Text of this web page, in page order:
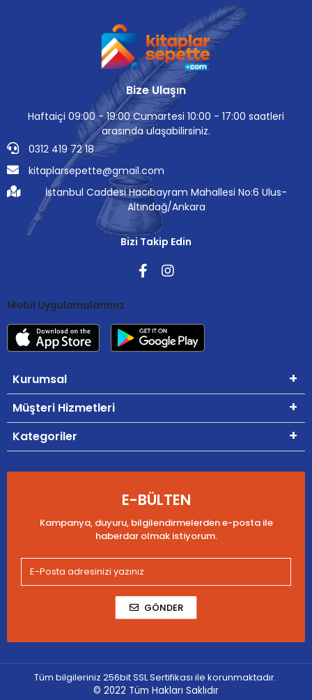
Bize Ulaşın
Haftaiçi 09:00 - 19:00 Cumartesi 10:00 - 17:00 saatleri
arasında ulaşabilirsiniz.
0312 419 72 18
kitaplarsepette@gmail.com
İstanbul Caddesi Hacıbayram Mahallesi No:6 Ulus-
Altındağ/Ankara
Bizi Takip Edin
Mobil Uygulamalarımız
Kurumsal
Müşteri Hizmetleri
Kategoriler
E-BÜLTEN
Kampanya, duyuru, bilgilendirmelerden e-posta ile
haberdar olmak istiyorum.
GÖNDER
Tüm bilgileriniz 256bit SSL Sertifikası ile korunmaktadır.
© 2022 Tüm Hakları Saklıdır